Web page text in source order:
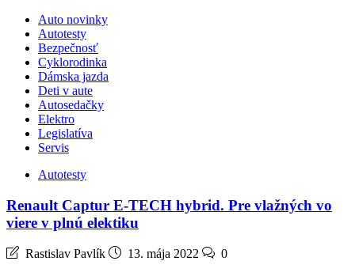
Auto novinky
Autotesty
Bezpečnosť
Cyklorodinka
Dámska jazda
Deti v aute
Autosedačky
Elektro
Legislatíva
Servis
Autotesty
Renault Captur E-TECH hybrid. Pre vlažných vo
viere v plnú elektiku
Rastislav Pavlík 13. mája 2022 0